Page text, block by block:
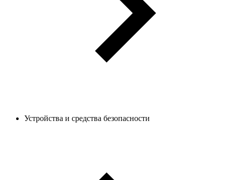
Устройства и средства безопасности